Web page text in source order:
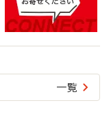
一覧